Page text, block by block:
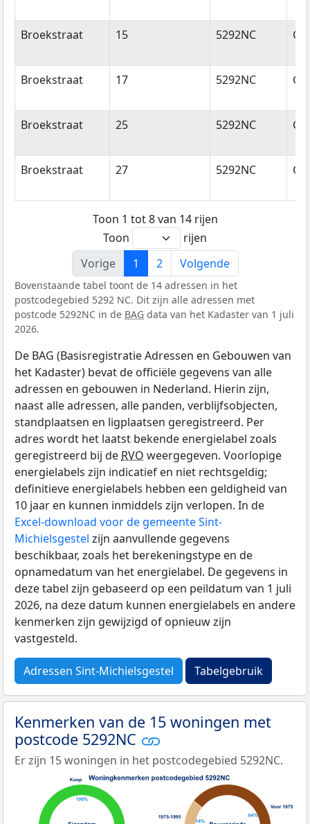
Broekstraat 15 5292NC
Broekstraat 17 5292NC
Broekstraat 25 5292NC
Broekstraat 27 5292NC
Toon 1 tot 8 van 14 rijen
Toon
rijen
Vorige
1 2 Volgende
Bovenstaande tabel toont de 14 adressen in het
postcodegebied 5292 NC. Dit zijn alle adressen met
postcode 5292NC in de BAG data van het Kadaster van 1 juli
2026.
De BAG (Basisregistratie Adressen en Gebouwen van
het Kadaster) bevat de officiële gegevens van alle
adressen en gebouwen in Nederland. Hierin zijn,
naast alle adressen, alle panden, verblijfsobjecten,
standplaatsen en ligplaatsen geregistreerd. Per
adres wordt het laatst bekende energielabel zoals
geregistreerd bij de RVO weergegeven. Voorlopige
energielabels zijn indicatief en niet rechtsgeldig;
definitieve energielabels hebben een geldigheid van
10 jaar en kunnen inmiddels zijn verlopen. In de
Excel-download voor de gemeente Sint-
Michielsgestel zijn aanvullende gegevens
beschikbaar, zoals het berekeningstype en de
opnamedatum van het energielabel. De gegevens in
deze tabel zijn gebaseerd op een peildatum van 1 juli
2026, na deze datum kunnen energielabels en andere
kenmerken zijn gewijzigd of opnieuw zijn
vastgesteld.
Adressen Sint-Michielsgestel Tabelgebruik
Kenmerken van de 15 woningen met
postcode 5292NC
Er zijn 15 woningen in het postcodegebied 5292NC.